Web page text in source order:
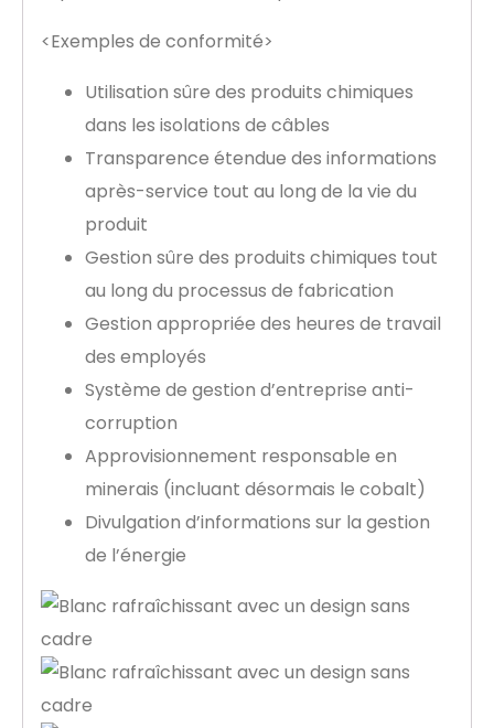
<Exemples de conformité>
Utilisation sûre des produits chimiques
dans les isolations de câbles
Transparence étendue des informations
après-service tout au long de la vie du
produit
Gestion sûre des produits chimiques tout
au long du processus de fabrication
Gestion appropriée des heures de travail
des employés
Système de gestion d’entreprise anti-
corruption
Approvisionnement responsable en
minerais (incluant désormais le cobalt)
Divulgation d’informations sur la gestion
de l’énergie